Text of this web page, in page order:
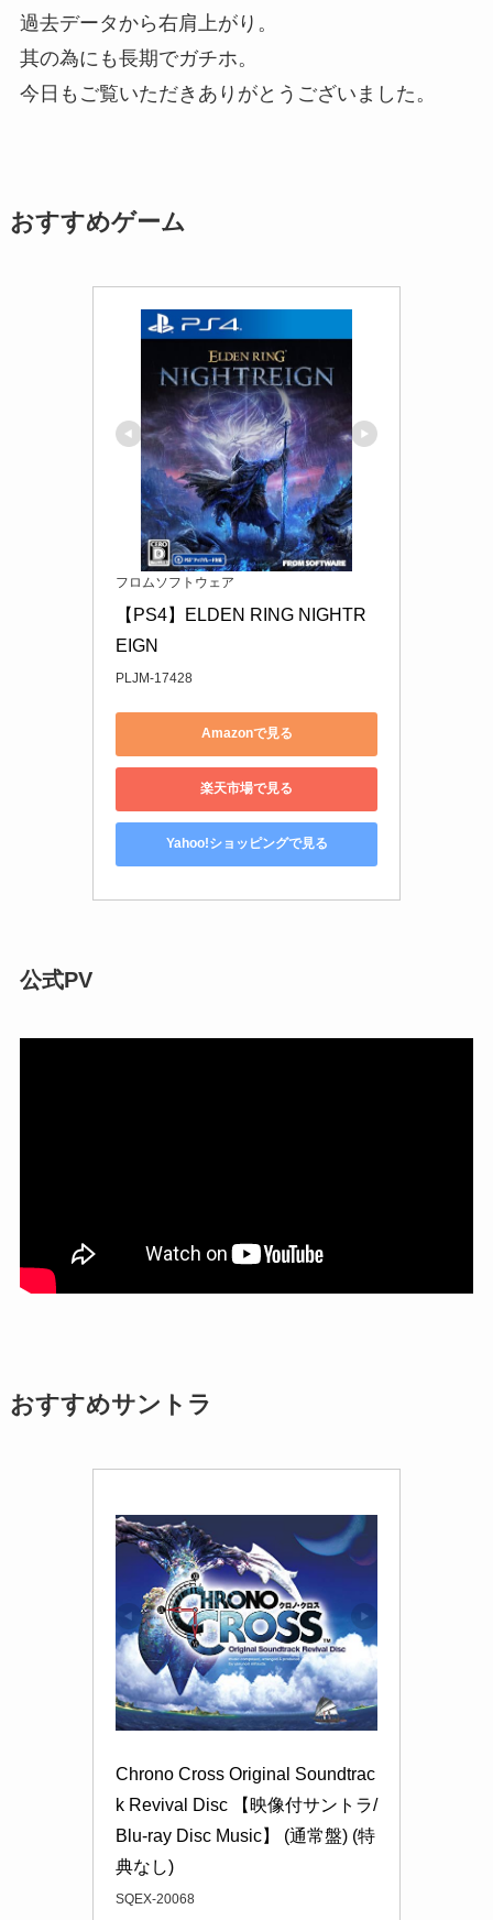
過去データから右肩上がり。
其の為にも長期でガチホ。
今日もご覧いただきありがとうございました。
おすすめゲーム
フロムソフトウェア
【PS4】ELDEN RING NIGHTR
EIGN
PLJM-17428
Amazonで見る
楽天市場で見る
Yahoo!ショッピングで見る
公式PV
おすすめサントラ
Chrono Cross Original Soundtrac
k Revival Disc 【映像付サントラ/
Blu-ray Disc Music】 (通常盤) (特
典なし)
SQEX-20068